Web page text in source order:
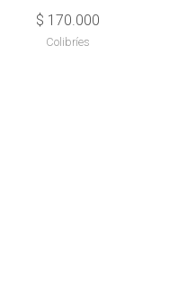
$ 170.000
Colibríes